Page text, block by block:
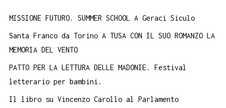
MISSIONE FUTURO. SUMMER SCHOOL A Geraci Siculo
Santa Franco da Torino A TUSA CON IL SUO ROMANZO LA
MEMORIA DEL VENTO
PATTO PER LA LETTURA DELLE MADONIE. Festival
letterario per bambini.
Il libro su Vincenzo Carollo al Parlamento